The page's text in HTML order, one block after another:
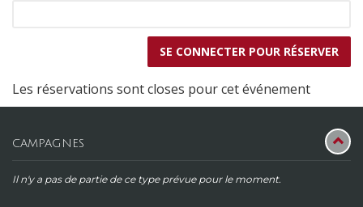
Les réservations sont closes pour cet événement
CAMPAGNES
Il n'y a pas de partie de ce type prévue pour le moment.